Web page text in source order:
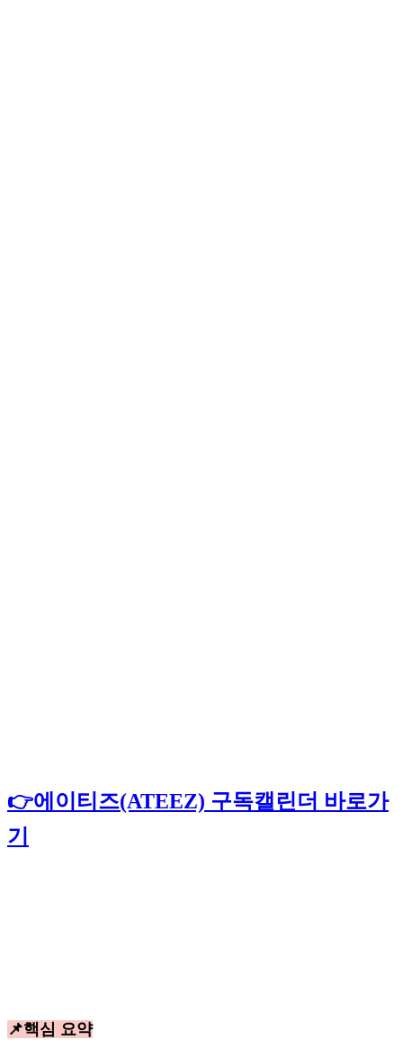
👉에이티즈(ATEEZ) 구독캘린더 바로가
기
📌핵심 요약